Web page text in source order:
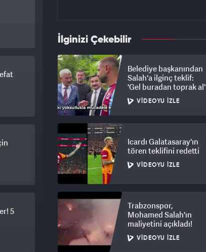
5
İlginizi Çekebilir
Belediye başkanından
Salah'a ilginç teklif:
'Gel buradan toprak al'
VIDEOYU İZLE
Icardı Galatasaray'ın
tören teklifini redetti
VIDEOYU İZLE
Trabzonspor,
Mohamed Salah'ın
maliyetini açıkladı!
VIDEOYU İZLE